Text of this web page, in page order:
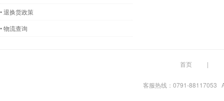
• 退换货政策
• 物流查询
首页
客服热线：0791-88117053